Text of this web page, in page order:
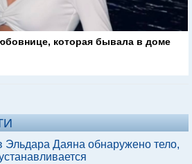
которая бывала в доме
Эльдара Даяна обнаружено тело,